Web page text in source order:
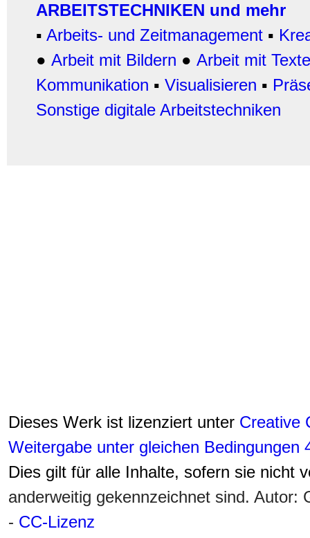
ARBEITSTECHNIKEN und mehr
▪ Arbeits- und Zeitmanagement ▪
● Arbeit mit Bildern ● Arbeit mit
Kommunikation ▪ Visualisieren ▪
Sonstige digitale Arbeitstechniken
Dieses Werk ist lizenziert unter Creative
Weitergabe unter gleichen
Dies gilt für alle Inhalte, sofern sie nicht
anderweitig gekennzeichnet sind. Autor:
- CC-Lizenz